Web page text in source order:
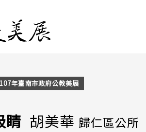
年臺南市政府公教美展
睛 胡美華 歸仁區公所